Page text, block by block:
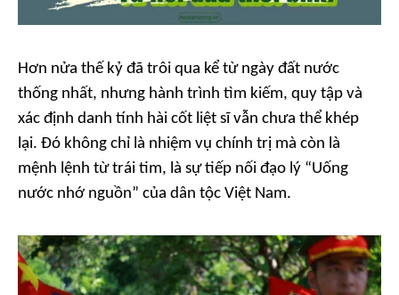
Hơn nửa thế kỷ đã trôi qua kể từ ngày đất nước
thống nhất, nhưng hành trình tìm kiếm, quy tập và
xác định danh tính hài cốt liệt sĩ vẫn chưa thể khép
lại. Đó không chỉ là nhiệm vụ chính trị mà còn là
mệnh lệnh từ trái tim, là sự tiếp nối đạo lý “Uống
nước nhớ nguồn” của dân tộc Việt Nam.